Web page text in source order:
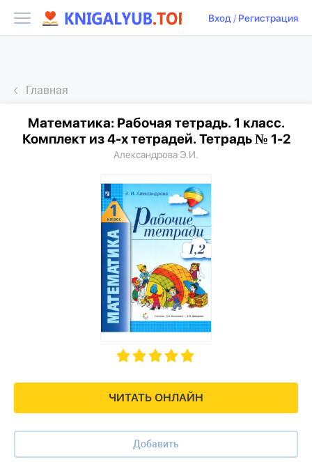
Вход/ Регистрация
Главная
ЧИТАТЬ ОНЛАЙН
Добавить
Математика: Рабочая тетрадь. 1 класс.
Комплект из 4-х тетрадей. Тетрадь № 1-2
Александрова Э.И.